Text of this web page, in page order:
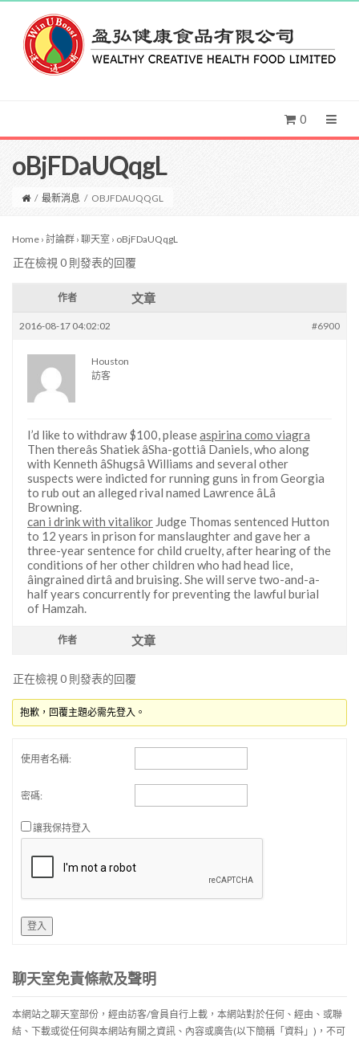
0
oBjFDaUQqgL
/ 最新消息 / OBJFDAUQQGL
Home › 討論群 › 聊天室 › oBjFDaUQqgL
正在檢視 0 則發表的回覆
作者 文章
2016-08-17 04:02:02 #6900
Houston
訪客
I’d like to withdraw $100, pleaseaspirina como viagra
Then thereâs Shatiek âSha-gottiâ Daniels, who along
with Kenneth âShugsâ Williams and several other
suspects were indicted for running guns in from Georgia
to rub out an alleged rival named Lawrence âLâ
Browning.
can i drink with vitalikor Judge Thomas sentenced Hutton
to 12 years in prison for manslaughter and gave her a
three-year sentence for child cruelty, after hearing of the
conditions of her other children who had head lice,
âingrained dirtâ and bruising. She will serve two-and-a-
half years concurrently for preventing the lawful burial
of Hamzah.
作者 文章
正在檢視 0 則發表的回覆
抱歉，回覆主題必需先登入。
使用者名稱:
密碼:
讓我保持登入
登入
聊天室免責條款及聲明
本網站之聊天室部份，經由訪客/會員自行上載，本網站對於任何、經由、或聯
結、下載或從任何與本網站有關之資訊、內容或廣告(以下簡稱「資料」)，不可